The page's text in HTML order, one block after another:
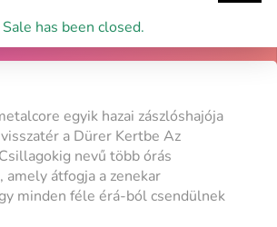
Sale has been closed.
egyik hazai zászlóshajója
a Dürer Kertbe Az
nevű több órás
amely átfogja a zenekar
minden féle érá-ból csendülnek